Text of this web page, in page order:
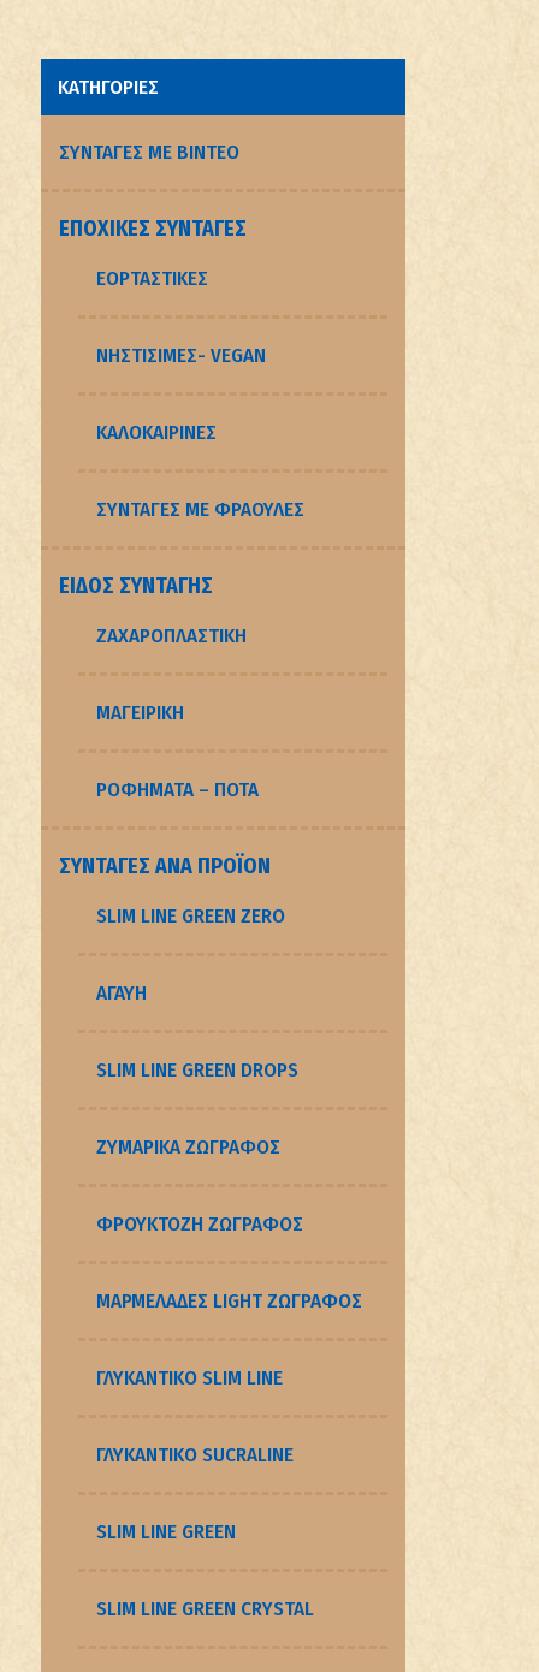
ΚΑΤΗΓΟΡΙΕΣ
ΣΥΝΤΑΓΕΣ ΜΕ ΒΙΝΤΕΟ
ΕΠΟΧΙΚΈΣ ΣΥΝΤΑΓΈΣ
ΕΟΡΤΑΣΤΙΚΈΣ
ΝΗΣΤΊΣΙΜΕΣ- VEGAN
ΚΑΛΟΚΑΙΡΙΝΈΣ
ΣΥΝΤΑΓΈΣ ΜΕ ΦΡΆΟΥΛΕΣ
ΕΊΔΟΣ ΣΥΝΤΑΓΉΣ
ΖΑΧΑΡΟΠΛΑΣΤΙΚΉ
ΜΑΓΕΙΡΙΚΉ
ΡΟΦΉΜΑΤΑ – ΠΟΤΆ
ΣΥΝΤΑΓΈΣ ΑΝΆ ΠΡΟΪΌΝ
SLIM LINE GREEN ZERO
ΑΓΑΥΗ
SLIM LINE GREEN DROPS
ΖΥΜΑΡΙΚΑ ΖΩΓΡΑΦΟΣ
ΦΡΟΥΚΤΟΖΗ ΖΩΓΡΑΦΟΣ
ΜΑΡΜΕΛΑΔΕΣ LIGHT ΖΩΓΡΑΦΟΣ
ΓΛΥΚΑΝΤΙΚΟ SLIM LINE
ΓΛΥΚΑΝΤΙΚΟ SUCRALINE
SLIM LINE GREEN
SLIM LINE GREEN CRYSTAL